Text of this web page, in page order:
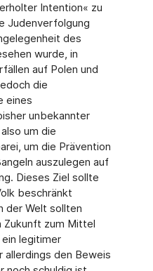
Intention« zu
Judenverfolgung
des
wurde, in
auf Polen und
die
eines
unbekannter
um die
um die Prävention
auszulegen auf
Dieses Ziel sollte
beschränkt
der Welt sollten
Zukunft zum Mittel
legitimer
allerdings den Beweis